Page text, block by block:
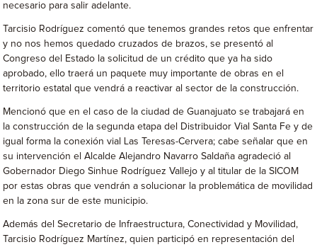
necesario para salir adelante.
Tarcisio Rodríguez comentó que tenemos grandes retos que enfrentar
y no nos hemos quedado cruzados de brazos, se presentó al
Congreso del Estado la solicitud de un crédito que ya ha sido
aprobado, ello traerá un paquete muy importante de obras en el
territorio estatal que vendrá a reactivar al sector de la construcción.
Mencionó que en el caso de la ciudad de Guanajuato se trabajará en
la construcción de la segunda etapa del Distribuidor Vial Santa Fe y de
igual forma la conexión vial Las Teresas-Cervera; cabe señalar que en
su intervención el Alcalde Alejandro Navarro Saldaña agradeció al
Gobernador Diego Sinhue Rodríguez Vallejo y al titular de la SICOM
por estas obras que vendrán a solucionar la problemática de movilidad
en la zona sur de este municipio.
Además del Secretario de Infraestructura, Conectividad y Movilidad,
Tarcisio Rodríguez Martínez, quien participó en representación del